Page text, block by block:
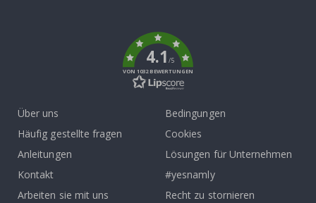
4.1/5
VON 1032 BEWERTUNGEN
Über uns
Häufig gestellte fragen
Anleitungen
Kontakt
Arbeiten sie mit uns
Bedingungen
Cookies
Lösungen für Unternehmen
#yesnamly
Recht zu stornieren